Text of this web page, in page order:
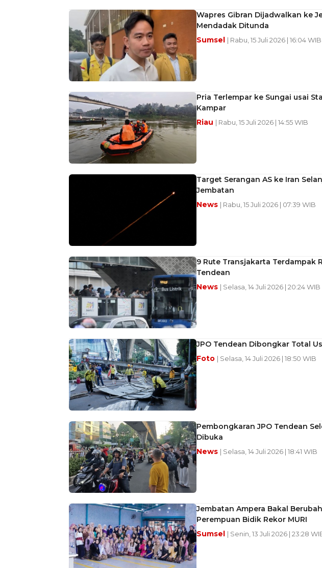
Wapres Gibran Dijadwalkan ke
Mendadak Ditunda
Sumsel | Rabu, 15 Juli 2026 | 16:04 WIB
Pria Terlempar ke Sungai usai
Kampar
Riau | Rabu, 15 Juli 2026 | 14:55 WIB
Target Serangan AS ke Iran
Jembatan
News | Rabu, 15 Juli 2026 | 07:39 WIB
9 Rute Transjakarta Terdampak
Tendean
News | Selasa, 14 Juli 2026 | 20:24 WIB
JPO Tendean Dibongkar Total
Foto | Selasa, 14 Juli 2026 | 18:50 WIB
Pembongkaran JPO Tendean
Dibuka
News | Selasa, 14 Juli 2026 | 18:41 WIB
Jembatan Ampera Bakal
Perempuan Bidik Rekor MURI
Sumsel | Senin, 13 Juli 2026 | 23:28